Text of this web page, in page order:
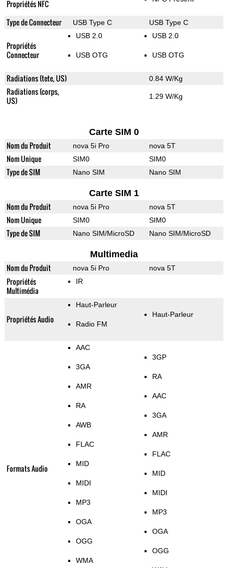
Propriétés NFC
Type de Connecteur USB Type C USB Type C
Propriétés
Connecteur
USB 2.0
USB OTG
USB 2.0
USB OTG
Radiations (tete, US) 0.84 W/Kg
Radiations (corps,
US)
1.29 W/Kg
Carte SIM 0
Nom du Produit nova 5i Pro nova 5T
Nom Unique SIM0 SIM0
Type de SIM Nano SIM Nano SIM
Carte SIM 1
Nom du Produit nova 5i Pro nova 5T
Nom Unique SIM0 SIM0
Type de SIM Nano SIM/MicroSD Nano SIM/MicroSD
Multimedia
Nom du Produit nova 5i Pro nova 5T
Propriétés
Multimédia
IR
Propriétés Audio
Haut-Parleur
Radio FM
Haut-Parleur
Formats Audio
AAC
3GA
AMR
RA
AWB
FLAC
MID
MIDI
MP3
OGA
OGG
WMA
3GP
RA
AAC
3GA
AMR
FLAC
MID
MIDI
MP3
OGA
OGG